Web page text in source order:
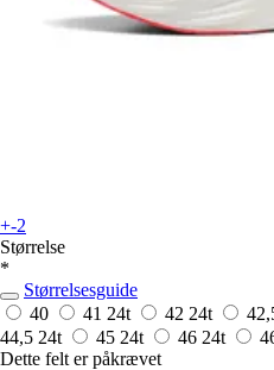
+-2
Størrelse
*
Størrelsesguide
40
41 24t 42 24t
44,5 24t 45 24t 46 24t
Dette felt er påkrævet